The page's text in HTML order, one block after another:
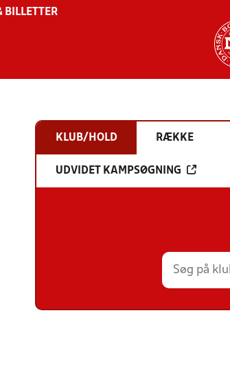
BILLETTER
KLUB/HOLD RÆKKE
UDVIDET KAMPSØGNING